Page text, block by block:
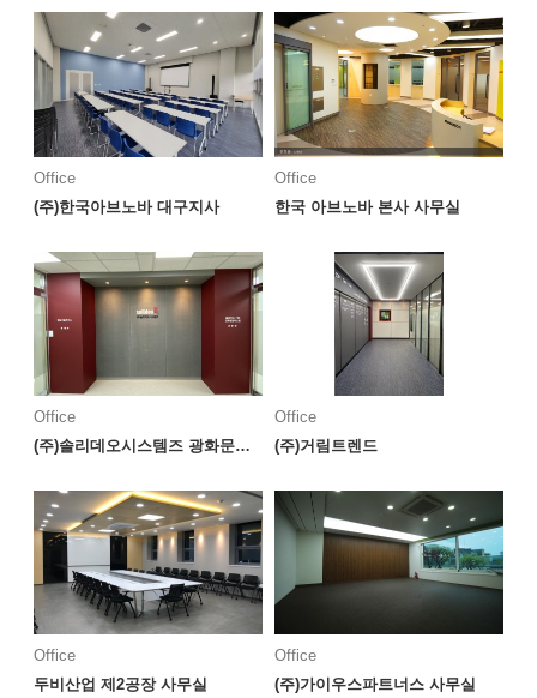
Office
(주)한국아브노바 대구지사
Office
한국 아브노바 본사 사무실
Office
(주)솔리데오시스템즈 광화문지점
Office
(주)거림트렌드
Office
두비산업 제2공장 사무실
Office
(주)가이우스파트너스 사무실